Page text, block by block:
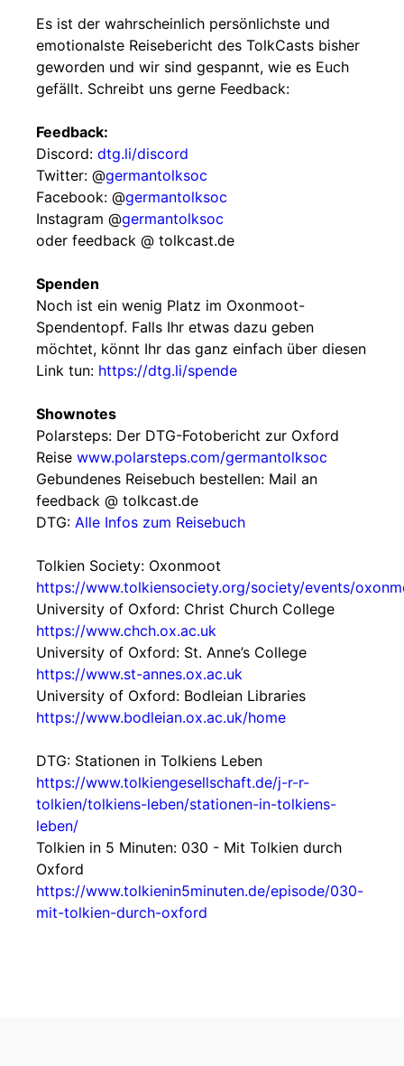
Es ist der wahrscheinlich persönlichste und
emotionalste Reisebericht des TolkCasts bisher
geworden und wir sind gespannt, wie es Euch
gefällt. Schreibt uns gerne Feedback:
Feedback:
Discord: dtg.li/discord
Twitter: @germantolksoc
Facebook: @germantolksoc
Instagram @germantolksoc
oder feedback @ tolkcast.de
Spenden
Noch ist ein wenig Platz im Oxonmoot-
Spendentopf. Falls Ihr etwas dazu geben
möchtet, könnt Ihr das ganz einfach über diesen
Link tun: https://dtg.li/spende
Shownotes
Polarsteps: Der DTG-Fotobericht zur Oxford
Reise www.polarsteps.com/germantolksoc
Gebundenes Reisebuch bestellen: Mail an
feedback @ tolkcast.de
DTG: Alle Infos zum Reisebuch
Tolkien Society: Oxonmoot
https://www.tolkiensociety.org/society/events/
University of Oxford: Christ Church College
https://www.chch.ox.ac.uk
University of Oxford: St. Anne’s College
https://www.st-annes.ox.ac.uk
University of Oxford: Bodleian Libraries
https://www.bodleian.ox.ac.uk/home
DTG: Stationen in Tolkiens Leben
https://www.tolkiengesellschaft.de/j-r-r-
tolkien/tolkiens-leben/stationen-in-tolkiens-
leben/
Tolkien in 5 Minuten: 030 - Mit Tolkien durch
Oxford
https://www.tolkienin5minuten.de/episode/030-
mit-tolkien-durch-oxford